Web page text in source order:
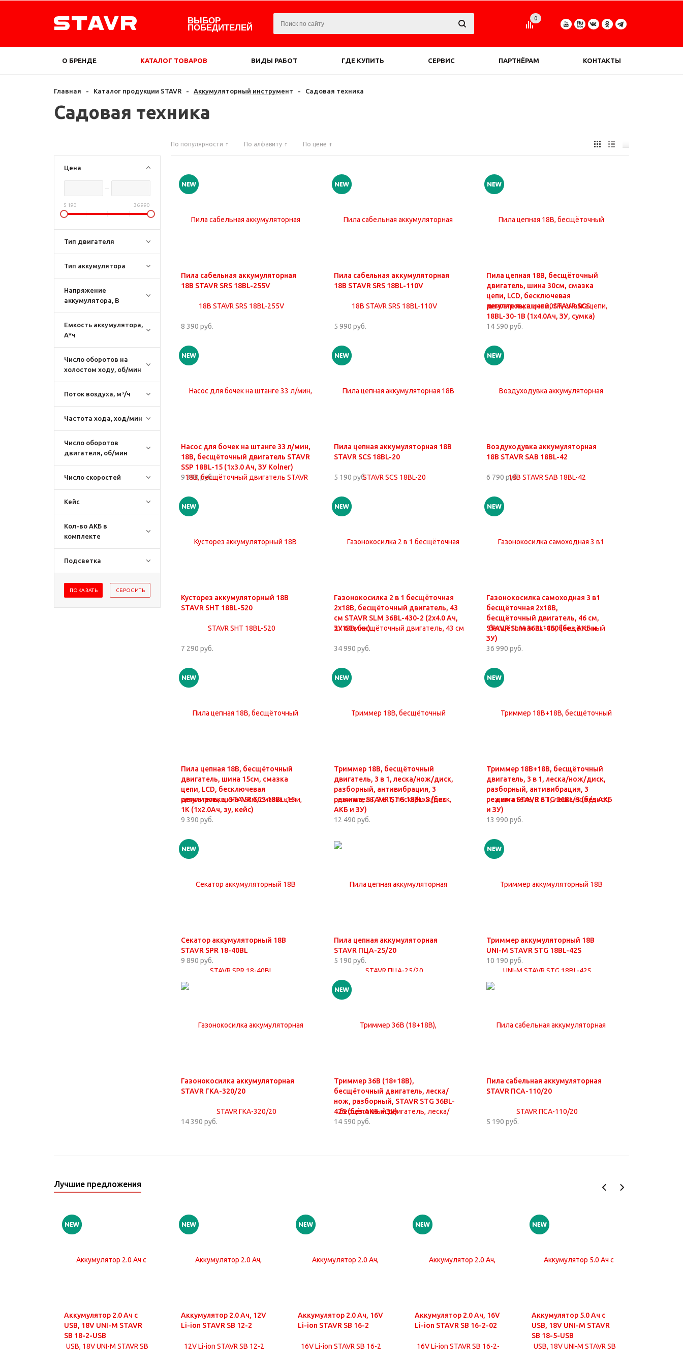
ВЫБОР
ПОБЕДИТЕЛЕЙ
0
О БРЕНДЕ КАТАЛОГ ТОВАРОВ ВИДЫ РАБОТ ГДЕ КУПИТЬ СЕРВИС ПАРТНЁРАМ КОНТАКТЫ
Главная - Каталог продукции STAVR - Аккумуляторный инструмент - Садовая техника
Садовая техника
Цена
5 190 36 990
Тип двигателя
Тип аккумулятора
Напряжение
аккумулятора, В
Емкость аккумулятора,
А*ч
Число оборотов на
холостом ходу, об/мин
Поток воздуха, м³/ч
Частота хода, ход/мин
Число оборотов
двигателя, об/мин
Число скоростей
Кейс
Кол-во АКБ в
комплекте
Подсветка
По популярности По алфавиту По цене
Пила сабельная аккумуляторная
18В STAVR SRS 18BL-255V
8 390 руб.
Пила сабельная аккумуляторная
18В STAVR SRS 18BL-110V
5 990 руб.
Пила цепная 18В, бесщёточный
двигатель, шина 30см, смазка
цепи, LCD, бесключевая
регулировка цепи, STAVR SCS
18BL-30-1B (1х4.0Ач, ЗУ, сумка)
14 590 руб.
Насос для бочек на штанге 33 л/мин,
18В, бесщёточный двигатель STAVR
SSP 18BL-15 (1х3.0 Ач, ЗУ Kolner)
9 390 руб.
Пила цепная аккумуляторная 18В
STAVR SCS 18BL-20
5 190 руб.
Воздуходувка аккумуляторная
18В STAVR SAB 18BL-42
6 790 руб.
Кусторез аккумуляторный 18В
STAVR SHT 18BL-520
7 290 руб.
Газонокосилка 2 в 1 бесщёточная
2х18В, бесщёточный двигатель, 43
см STAVR SLM 36BL-430-2 (2х4.0 Ач,
ЗУ 60 мин)
34 990 руб.
Газонокосилка самоходная 3 в1
бесщёточная 2х18В,
бесщёточный двигатель, 46 см,
STAVR SLM 36BL-460 (без АКБ и
ЗУ)
36 990 руб.
Пила цепная 18В, бесщёточный
двигатель, шина 15см, смазка
цепи, LCD, бесключевая
регулировка, STAVR SCS 18BL-15-
1K (1х2.0Ач, зу, кейс)
9 390 руб.
Триммер 18В, бесщёточный
двигатель, 3 в 1, леска/нож/диск,
разборный, антивибрация, 3
режима, STAVR STG 18BL-S (без
АКБ и ЗУ)
12 490 руб.
Триммер 18В+18В, бесщёточный
двигатель, 3 в 1, леска/нож/диск,
разборный, антивибрация, 3
режима STAVR STG 36BL-S (без АКБ
и ЗУ)
13 990 руб.
Секатор аккумуляторный 18В
STAVR SPR 18-40BL
9 890 руб.
Пила цепная аккумуляторная
STAVR ПЦА-25/20
5 190 руб.
Триммер аккумуляторный 18В
UNI-M STAVR STG 18BL-42S
10 190 руб.
Газонокосилка аккумуляторная
STAVR ГКА-320/20
14 390 руб.
Триммер 36В (18+18В),
бесщёточный двигатель, леска/
нож, разборный, STAVR STG 36BL-
42S (без АКБ и ЗУ)
14 590 руб.
Пила сабельная аккумуляторная
STAVR ПСА-110/20
5 190 руб.
Лучшие предложения
Аккумулятор 2.0 Ач с
USB, 18V UNI-M STAVR
SB 18-2-USB
Аккумулятор 2.0 Ач, 12V
Li-ion STAVR SB 12-2
Аккумулятор 2.0 Ач, 16V
Li-ion STAVR SB 16-2
Аккумулятор 2.0 Ач, 16V
Li-ion STAVR SB 16-2-02
Аккумулятор 5.0 Ач с
USB, 18V UNI-M STAVR
SB 18-5-USB